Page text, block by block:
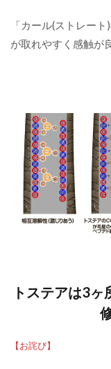
「カール(ストレー
が取れやすく感触が
トステアは3
【お詫び】